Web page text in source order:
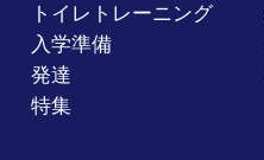
トイレトレーニング
入学準備
発達
特集